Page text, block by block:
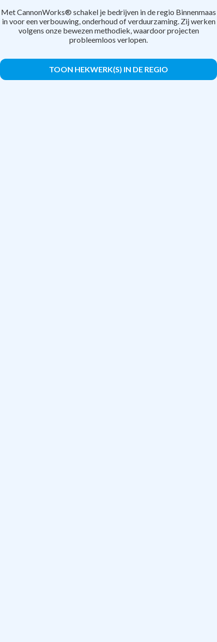
Met CannonWorks® schakel je bedrijven in de regio Binnenmaas
in voor een verbouwing, onderhoud of verduurzaming. Zij werken
volgens onze bewezen methodiek, waardoor projecten
probleemloos verlopen.
TOON HEKWERK(S) IN DE REGIO